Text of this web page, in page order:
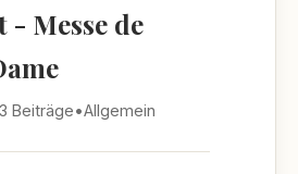
- Messe de
Beiträge•Allgemein